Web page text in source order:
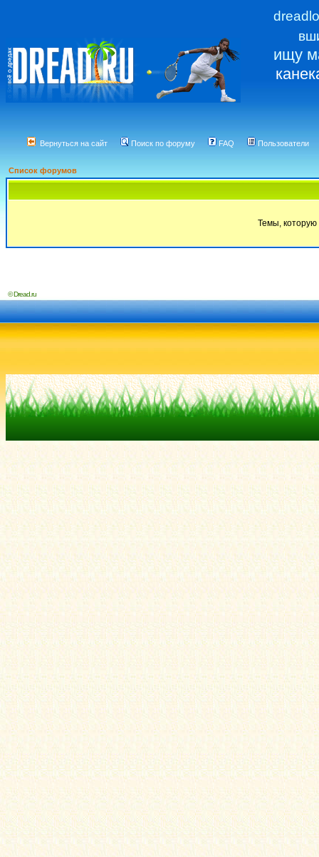
ищу
Вернуться на сайт Поиск по форуму FAQ Пользователи
Список форумов
Темы, которую
© Dread.ru